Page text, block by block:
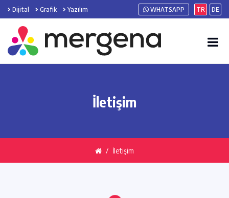
Dijital Grafik Yazılım TR DE
WHATSAPP
İletişim
İletişim